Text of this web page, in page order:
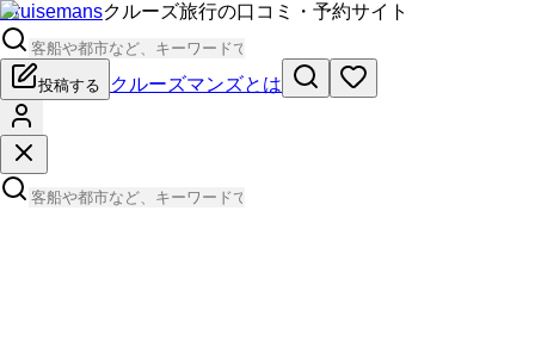
Cruisemansクルーズ旅行の口コミ・予約サイト
投稿する クルーズマンズとは